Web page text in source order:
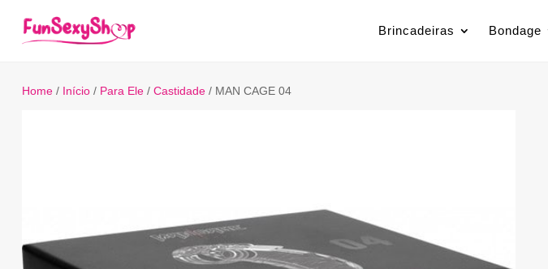
Brincadeiras Bondage
Home/ Início/ Para Ele/ Castidade/ MAN CAGE 04